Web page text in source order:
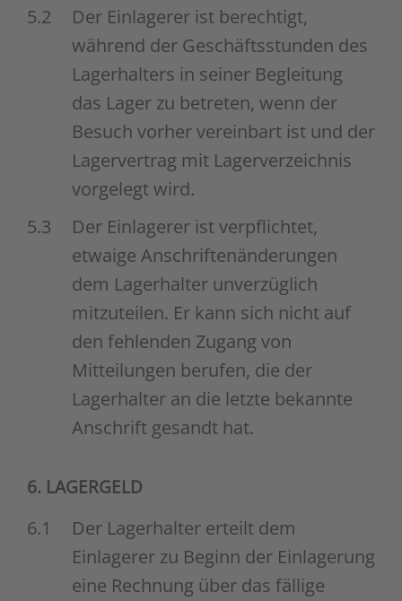
5.2
Der Einlagerer ist berechtigt,
während der Geschäftsstunden des
Lagerhalters in seiner Begleitung
das Lager zu betreten, wenn der
Besuch vorher vereinbart ist und der
Lagervertrag mit Lagerverzeichnis
vorgelegt wird.
5.3
Der Einlagerer ist verpflichtet,
etwaige Anschriftenänderungen
dem Lagerhalter unverzüglich
mitzuteilen. Er kann sich nicht auf
den fehlenden Zugang von
Mitteilungen berufen, die der
Lagerhalter an die letzte bekannte
Anschrift gesandt hat.
6. LAGERGELD
6.1
Der Lagerhalter erteilt dem
Einlagerer zu Beginn der Einlagerung
eine Rechnung über das fällige